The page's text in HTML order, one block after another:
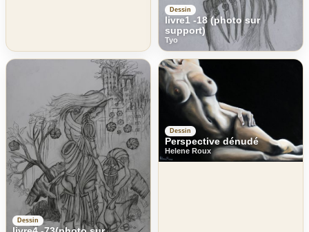
Dessin
livre1 -18 (photo sur
support)
Tyo
Dessin
Dessin
Perspective dénudé
Helene Roux